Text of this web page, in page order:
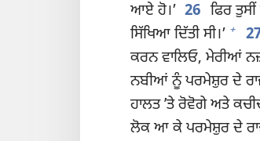
ਆਏ ਹੋ।’ 26 ਫਿਰ
ਸਿੱਖਿਆ ਦਿੱਤੀ ਸੀ।’ +
ਕਰਨ ਵਾਲਿਓ, ਮੇਰੀਆਂ
ਨਬੀਆਂ ਨੂੰ ਪਰਮੇਸ਼ੁਰ ਦੇ
ਹਾਲਤ ʼਤੇ ਰੋਵੋਗੇ ਅਤੇ
ਲੋਕ ਆ ਕੇ ਪਰਮੇਸ਼ੁਰ ਦੇ